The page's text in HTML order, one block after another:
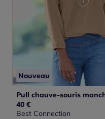
Nouveau
40 €
Best Connection